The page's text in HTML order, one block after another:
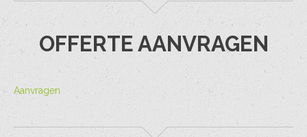
OFFERTE AANVRAGEN
Aanvragen